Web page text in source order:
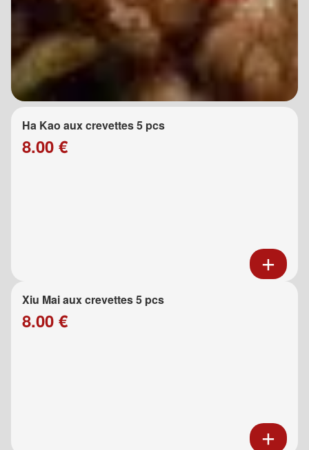
Ha Kao aux crevettes 5 pcs
8.00 €
Xiu Mai aux crevettes 5 pcs
8.00 €